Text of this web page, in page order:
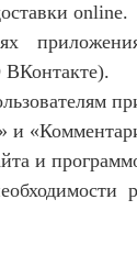
online.
ВКонтакте).
и
и